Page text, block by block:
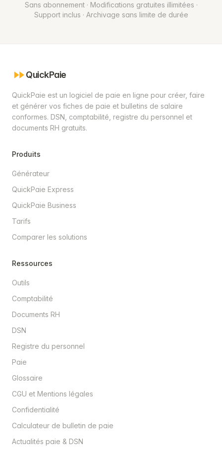
Sans abonnement · Modifications gratuites illimitées ·
Support inclus · Archivage sans limite de durée
QuickPaie
QuickPaie est un logiciel de paie en ligne pour créer, faire
et générer vos fiches de paie et bulletins de salaire
conformes. DSN, comptabilité, registre du personnel et
documents RH gratuits.
Produits
Générateur
QuickPaie Express
QuickPaie Business
Tarifs
Comparer les solutions
Ressources
Outils
Comptabilité
Documents RH
DSN
Registre du personnel
Paie
Glossaire
CGU et Mentions légales
Confidentialité
Calculateur de bulletin de paie
Actualités paie & DSN